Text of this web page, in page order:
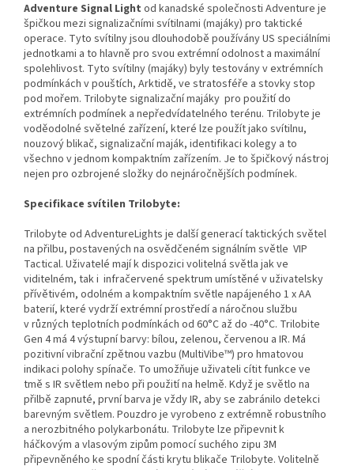
Adventure Signal Light od kanadské společnosti Adventure je
špičkou mezi signalizačními svítilnami (majáky) pro taktické
operace. Tyto svítilny jsou dlouhodobě používány US speciálními
jednotkami a to hlavně pro svou extrémní odolnost a maximální
spolehlivost. Tyto svítilny (majáky) byly testovány v extrémních
podmínkách v pouštích, Arktidě, ve stratosféře a stovky stop
pod mořem. Trilobyte signalizační majáky pro použití do
extrémních podmínek a nepředvídatelného terénu. Trilobyte je
voděodolné světelné zařízení, které lze použít jako svítilnu,
nouzový blikač, signalizační maják, identifikaci kolegy a to
všechno v jednom kompaktním zařízením. Je to špičkový nástroj
nejen pro ozbrojené složky do nejnáročnějších podmínek.
Specifikace svítilen Trilobyte:
Trilobyte od AdventureLights je další generací taktických světel
na přilbu, postavených na osvědčeném signálním světle VIP
Tactical. Uživatelé mají k dispozici volitelná světla jak ve
viditelném, tak i infračervené spektrum umístěné v uživatelsky
přívětivém, odolném a kompaktním světle napájeného 1 x AA
baterií, které vydrží extrémní prostředí a náročnou službu
v různých teplotních podmínkách od 60°C až do -40°C. Trilobite
Gen 4 má 4 výstupní barvy: bílou, zelenou, červenou a IR. Má
pozitivní vibrační zpětnou vazbu (MultiVibe™) pro hmatovou
indikaci polohy spínače. To umožňuje uživateli cítit funkce ve
tmě s IR světlem nebo při použití na helmě. Když je světlo na
přilbě zapnuté, první barva je vždy IR, aby se zabránilo detekci
barevným světlem. Pouzdro je vyrobeno z extrémně robustního
a nerozbitného polykarbonátu. Trilobyte lze připevnit k
háčkovým a vlasovým zipům pomocí suchého zipu 3M
připevněného ke spodní části krytu blikače Trilobyte. Volitelně